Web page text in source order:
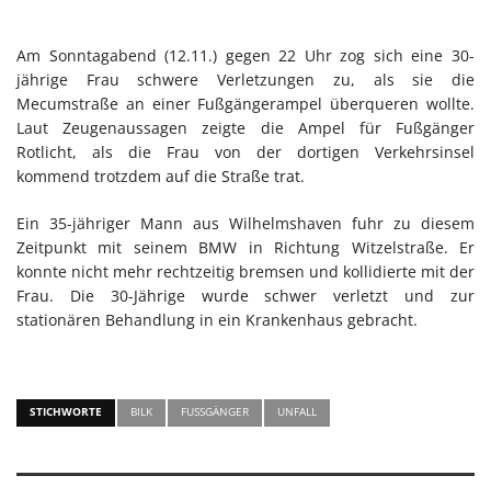
Am Sonntagabend (12.11.) gegen 22 Uhr zog sich eine 30-
jährige Frau schwere Verletzungen zu, als sie die
Mecumstraße an einer Fußgängerampel überqueren wollte.
Laut Zeugenaussagen zeigte die Ampel für Fußgänger
Rotlicht, als die Frau von der dortigen Verkehrsinsel
kommend trotzdem auf die Straße trat.
Ein 35-jähriger Mann aus Wilhelmshaven fuhr zu diesem
Zeitpunkt mit seinem BMW in Richtung Witzelstraße. Er
konnte nicht mehr rechtzeitig bremsen und kollidierte mit der
Frau. Die 30-Jährige wurde schwer verletzt und zur
stationären Behandlung in ein Krankenhaus gebracht.
STICHWORTE BILK FUSSGÄNGER UNFALL